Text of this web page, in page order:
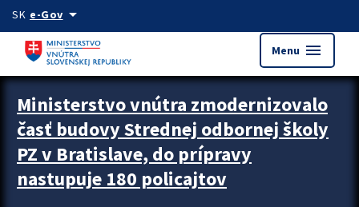
Preskocit na hlavný obsah
SK e-Govarrow_drop_down
Menu menu
Ministerstvo vnútra zmodernizovalo
časť budovy Strednej odbornej školy
PZ v Bratislave, do prípravy
nastupuje 180 policajtov